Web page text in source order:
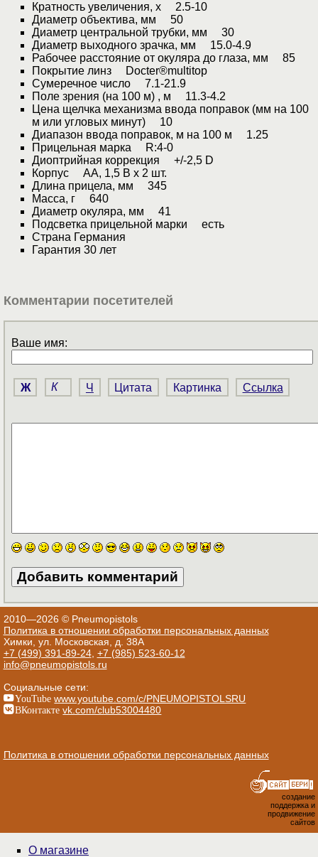
Кратность увеличения, х 2.5-10
Диаметр объектива, мм 50
Диаметр центральной трубки, мм 30
Диаметр выходного зрачка, мм 15.0-4.9
Рабочее расстояние от окуляра до глаза, мм 85
Покрытие линз Docter®multitop
Сумеречное число 7.1-21.9
Поле зрения (на 100 м) , м 11.3-4.2
Цена щелчка механизма ввода поправок (мм на 100
м или угловых минут) 10
Диапазон ввода поправок, м на 100 м 1.25
Прицельная марка R:4-0
Диоптрийная коррекция +/-2,5 D
Корпус АА, 1,5 В х 2 шт.
Длина прицела, мм 345
Масса, г 640
Диаметр окуляра, мм 41
Подсветка прицельной марки есть
Страна Германия
Гарантия 30 лет
Комментарии посетителей
Ваше имя:
Ж К Ч Цитата Картинка Ссылка
2010—2026 © Pneumopistols
Политика в отношении обработки персональных данных
Химки, ул. Московская, д. 38А
+7 (499) 391-89-24, +7 (985) 523-60-12
info@pneumopistols.ru
Социальные сети:
YouTube www.youtube.com/c/PNEUMOPISTOLSRU
ВКонтакте vk.com/club53004480
Политика в отношении обработки персональных данных
создание
поддержка и
продвижение
сайтов
О магазине